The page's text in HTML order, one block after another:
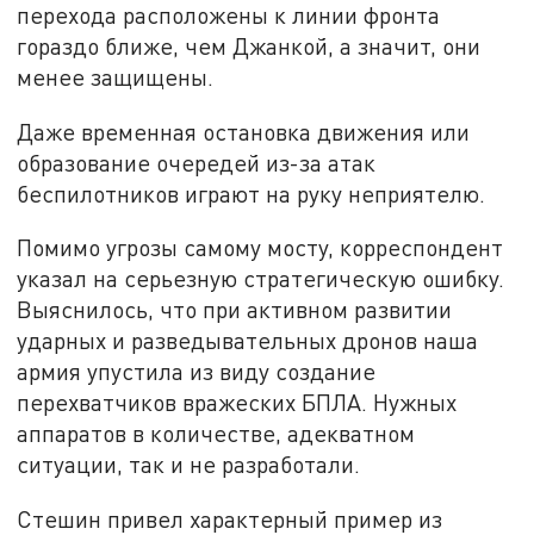
перехода расположены к линии фронта
гораздо ближе, чем Джанкой, а значит, они
менее защищены.
Даже временная остановка движения или
образование очередей из-за атак
беспилотников играют на руку неприятелю.
Помимо угрозы самому мосту, корреспондент
указал на серьезную стратегическую ошибку.
Выяснилось, что при активном развитии
ударных и разведывательных дронов наша
армия упустила из виду создание
перехватчиков вражеских БПЛА. Нужных
аппаратов в количестве, адекватном
ситуации, так и не разработали.
Стешин привел характерный пример из